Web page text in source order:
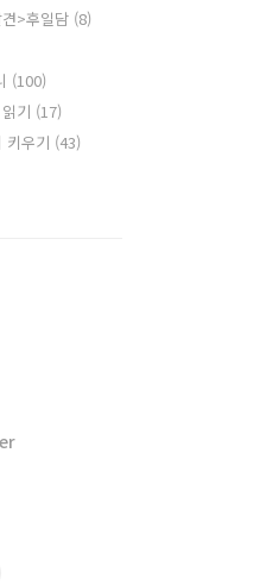
>후일담 (8)
(100)
기 (17)
키우기 (43)